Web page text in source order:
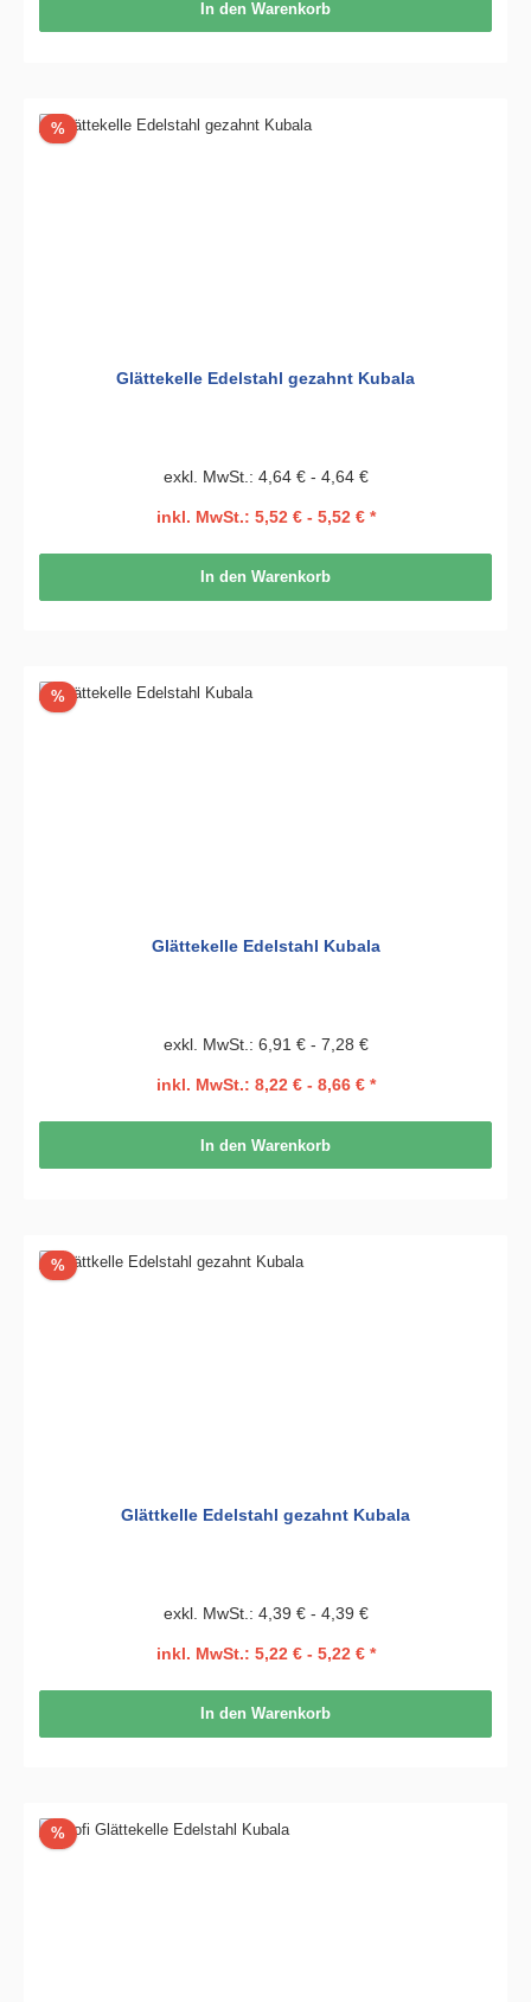
In den Warenkorb
%Rabatt
Glättekelle Edelstahl gezahnt Kubala
exkl. MwSt.: 4,64 € - 4,64 €
inkl. MwSt.: 5,52 € - 5,52 € *
In den Warenkorb
%Rabatt
Glättekelle Edelstahl Kubala
exkl. MwSt.: 6,91 € - 7,28 €
inkl. MwSt.: 8,22 € - 8,66 € *
In den Warenkorb
%Rabatt
Glättkelle Edelstahl gezahnt Kubala
exkl. MwSt.: 4,39 € - 4,39 €
inkl. MwSt.: 5,22 € - 5,22 € *
In den Warenkorb
%Rabatt